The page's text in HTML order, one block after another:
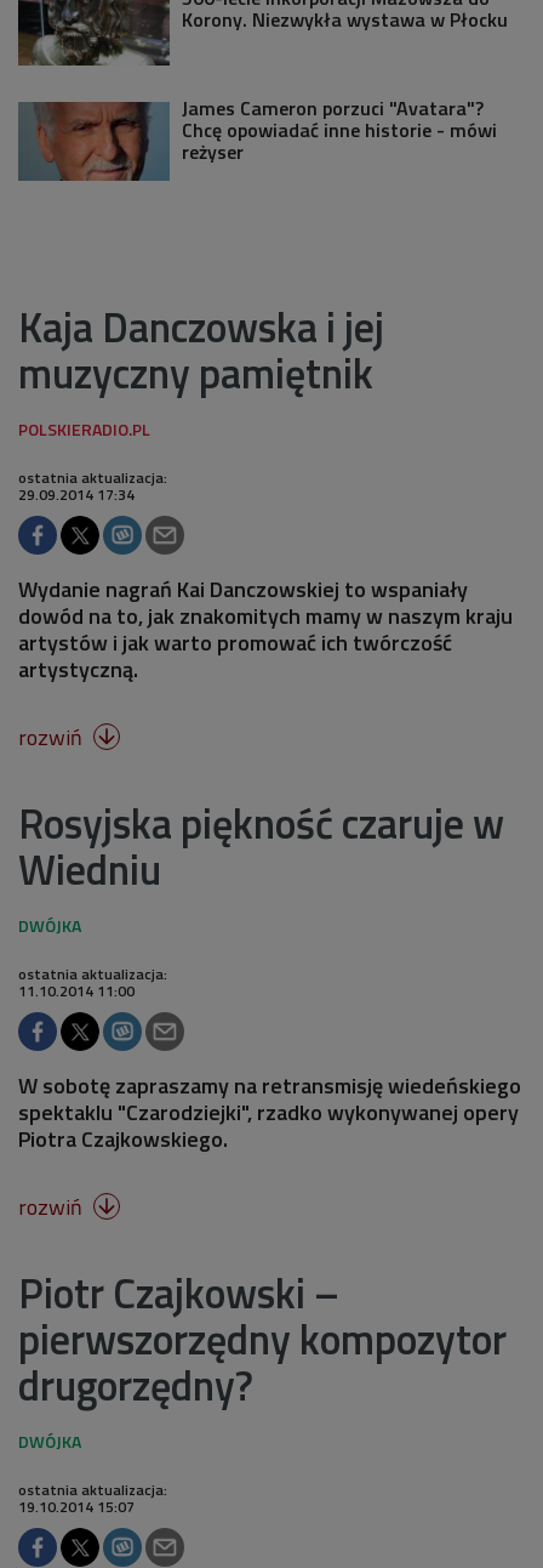
Korony. Niezwykła wystawa w Płocku
James Cameron porzuci "Avatara"?
Chcę opowiadać inne historie - mówi
reżyser
Kaja Danczowska i jej
muzyczny pamiętnik
ostatnia aktualizacja:
29.09.2014 17:34
Wydanie nagrań Kai Danczowskiej to wspaniały
dowód na to, jak znakomitych mamy w naszym kraju
artystów i jak warto promować ich twórczość
artystyczną.
rozwiń 
Rosyjska piękność czaruje w
Wiedniu
ostatnia aktualizacja:
11.10.2014 11:00
W sobotę zapraszamy na retransmisję wiedeńskiego
spektaklu "Czarodziejki", rzadko wykonywanej opery
Piotra Czajkowskiego.
rozwiń 
Piotr Czajkowski –
pierwszorzędny kompozytor
drugorzędny?
ostatnia aktualizacja:
19.10.2014 15:07